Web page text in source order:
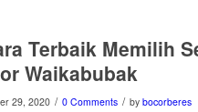
Terbaik Memilih
Waikabubak
29, 2020 / 0 Comments / by bocorberes